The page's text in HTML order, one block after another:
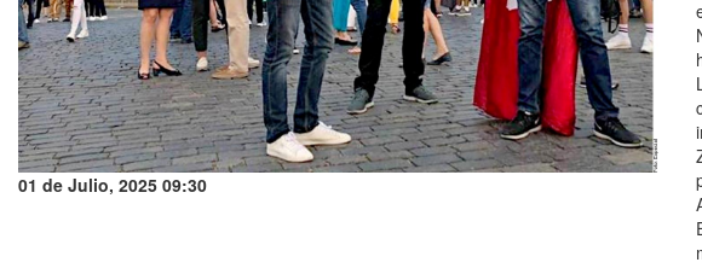
01 de Julio, 2025 09:30